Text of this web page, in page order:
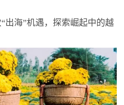
出海”机遇，探索崛起中的越